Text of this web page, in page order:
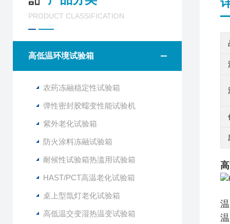
PRODUCT CLASSIFICATION
高低温环境试验箱
农药冻融稳定性试验箱
弹性密封胶蠕变性能试验机
紫外老化试验箱
防火涂料冻融试验箱
耐候性试验箱热滥用试验箱
HAST/PCT高温老化试验箱
桌上型氙灯老化试验箱
高低温交变湿热温变试验箱